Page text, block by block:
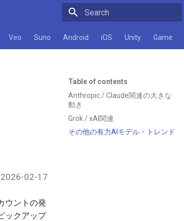
Veo Suno Android iOS Unity Game
Table of contents
Anthropic / Claude関連の大きな
動き
Grok / xAI関連
その他の有力AIモデル・トレンド
2026-02-17
ウントの発
ックアップ